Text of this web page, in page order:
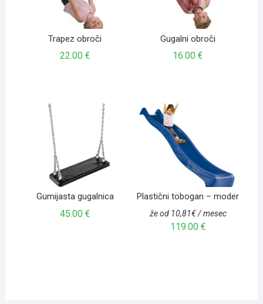
Trapez obroči
22.00 €
Gugalni obroči
16.00€
Gumijasta gugalnica
45.00 €
Plastični tobogan – moder
že od 10,81€ / mesec
119.00 €